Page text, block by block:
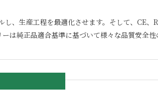
、生産工程を最適化させます。そして、CE、
ーは純正品適合基準に基づいて様々な品質安全